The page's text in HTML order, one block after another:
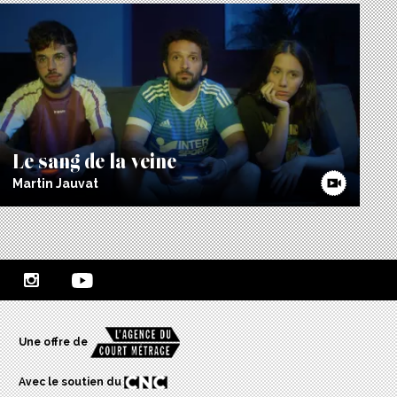
Le sang de la veine
Martin Jauvat
Une offre de
Avec le soutien du